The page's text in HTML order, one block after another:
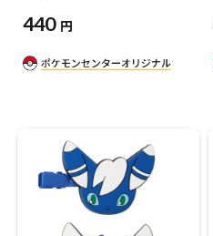
440 円